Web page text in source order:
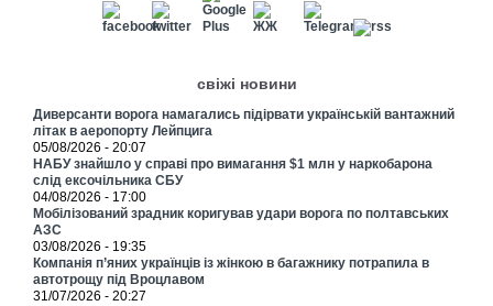
свіжі новини
Диверсанти ворога намагались підірвати українській вантажний
літак в аеропорту Лейпцига
05/08/2026 - 20:07
НАБУ знайшло у справі про вимагання $1 млн у наркобарона
слід ексочільника СБУ
04/08/2026 - 17:00
Мобілізований зрадник коригував удари ворога по полтавських
АЗС
03/08/2026 - 19:35
Компанія п’яних українців із жінкою в багажнику потрапила в
автотрощу під Вроцлавом
31/07/2026 - 20:27